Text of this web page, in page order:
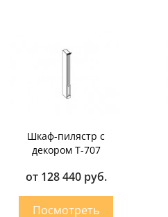
Шкаф-пилястр с
декором T-707
от 128 440 руб.